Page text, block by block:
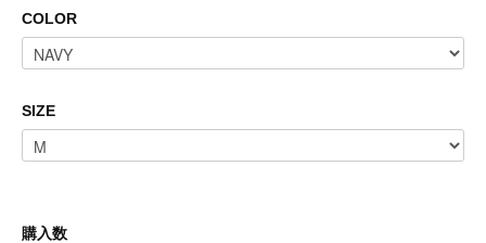
COLOR
SIZE
購入数